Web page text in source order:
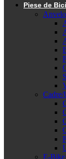
Piese de
Cadre/
E-Bike